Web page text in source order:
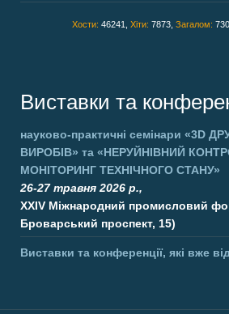
Хости: 46241, Хіти: 7873, Загалом:
Виставки та
науково-практичні семінари «3D
ВИРОБІВ» та «НЕРУЙНІВНИЙ
МОНІТОРИНГ ТЕХНІЧНОГО СТАНУ»
26-27 травня 2026 р.,
XXIV Міжнародний промисловий
Броварський проспект, 15)
Виставки та конференції, які вже